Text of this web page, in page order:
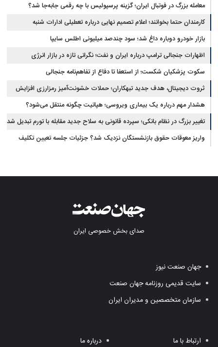
معامله بزرگ در فوتبال ایران؛ گزینه پرسپولیس با چه رقمی جابه‌جا شد؟
کارمندان حتما بخوانند؛ اعلام تصمیم نهایی درباره تعطیلی ادارات شنبه
بازار خودرو دوباره داغ شد؛ سود چندصد میلیونی اطلس سایپا
اظهارات جنجالی ترامپ درباره ایران و نفت؛ نگرانی تازه در بازار انرژی
سکوت پزشکیان شکست؛ از استعفا تا دفاع از تفاهم‌نامه جنجالی
ثروت دیجیتال، هدف جدید تبهکاران؛ حملات خشونت‌آمیز رمزارزی افزایش
یافت
هشدار مهم درباره یک بیماری ویروسی؛ هپاتیت چگونه منتقل می‌شود؟
تغییر بزرگ در نظام بانکی؛ سپرده قانونی به سلاح جدید مقابله با تورم تبدیل شد
واریز معوقات حقوق بازنشستگان نزدیک شد؟ جزئیات جلسه تعیین تکلیف
صدای بخش خصوصی ایران
جهان صنعت نیوز
سایت قدیمی روزنامه جهان صنعت
سازمان متخصصین و مدیران ایران
ارتباط با ما درباره ما